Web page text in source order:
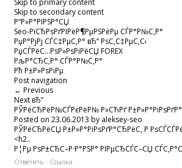
Skip to secondary content
Р“Р»Р°РІРЅР°СЏ
Seo-РїСЂРѕРґРІРёР¶РµРЅРёРµ СЃР°Р№С‚Р°
РџР°РјРј СЃС‡РµС‚Р° вЂ” РѕС‚С‡РµС‚С‹
РџСЃРёС…РѕР»РѕРіРёСЏ FOREX
РљР°СЂС‚Р° СЃР°Р№С‚Р°
Рћ Р±Р»РѕРіРµ
Post navigation
← Previous
Next вЂ”
РЎРёСЂРёР№СЃРєРёР№ Р»СЋРґ
Posted on 23.06.2013 by aleksey-seo
РЎРёСЂРёСЏ Р±Р»Р°РіРѕРґР°СЂРёС‚ Р
<h2..
Р¦Рµ РѕР±СЂС–Р·Р°РЅР° РІРµСЂСЃС–СЏ
Ответить Ссылка